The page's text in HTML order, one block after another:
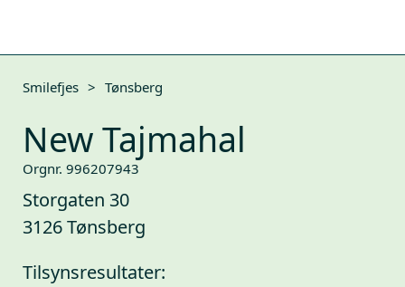
Smilefjes > Tønsberg
New Tajmahal
Orgnr. 996207943
Storgaten 30
3126 Tønsberg
Tilsynsresultater: